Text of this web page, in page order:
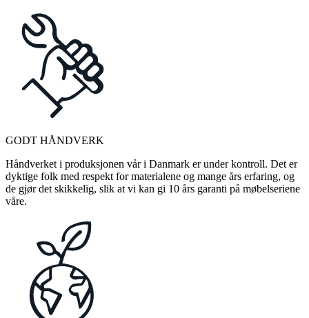
GODT HÅNDVERK
Håndverket i produksjonen vår i Danmark er under kontroll. Det er
dyktige folk med respekt for materialene og mange års erfaring, og
de gjør det skikkelig, slik at vi kan gi 10 års garanti på møbelseriene
våre.